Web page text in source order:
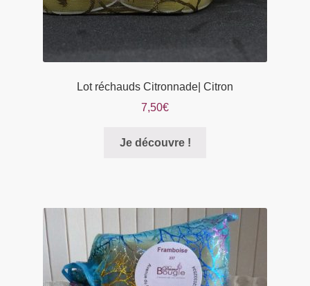
Lot réchauds Citronnade| Citron
7,50€
Je découvre !